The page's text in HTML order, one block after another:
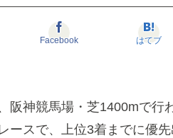
Facebook はてブ
阪神競馬場・芝1400mで行
ースで、上位3着までに優先